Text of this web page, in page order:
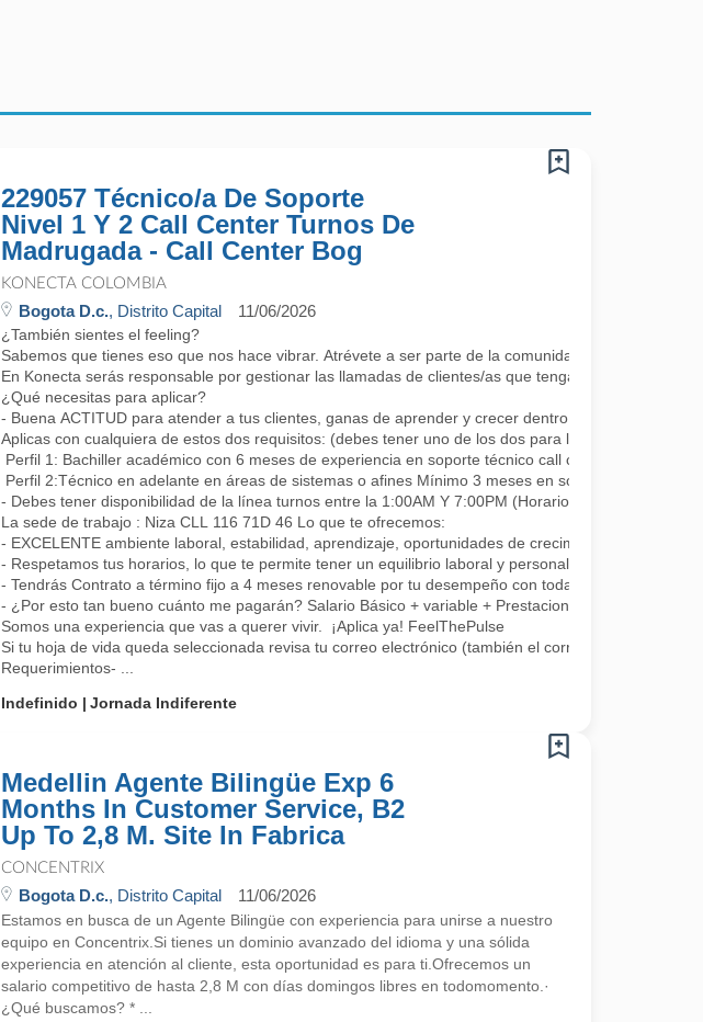
229057 Técnico/a De Soporte
Nivel 1 Y 2 Call Center Turnos De
Madrugada - Call Center Bog
KONECTA COLOMBIA
Bogota D.c., Distrito Capital 11/06/2026
¿También sientes el feeling?
Sabemos que tienes eso que nos hace vibrar. Atrévete a ser parte de la comunidad más cool; lo
En Konecta serás responsable por gestionar las llamadas de clientes/as que tengan algún
¿Qué necesitas para aplicar?
- Buena ACTITUD para atender a tus clientes, ganas de aprender y crecer dentro de la compañía
Aplicas con cualquiera de estos dos requisitos: (debes tener uno de los dos para la continuidad, se
Perfil 1: Bachiller académico con 6 meses de experiencia en soporte técnico call center.
Perfil 2:Técnico en adelante en áreas de sistemas o afines Mínimo 3 meses en soporte o áreas
- Debes tener disponibilidad de la línea turnos entre la 1:00AM Y 7:00PM (Horarios rotativos, 1 día
La sede de trabajo : Niza CLL 116 71D 46 Lo que te ofrecemos:
- EXCELENTE ambiente laboral, estabilidad, aprendizaje, oportunidades de crecimiento, tenemos
- Respetamos tus horarios, lo que te permite tener un equilibrio laboral y personal
- Tendrás Contrato a término fijo a 4 meses renovable por tu desempeño con todas las prestaciones
- ¿Por esto tan bueno cuánto me pagarán? Salario Básico + variable + Prestaciones por ley.
Somos una experiencia que vas a querer vivir. ¡Aplica ya! FeelThePulse
Si tu hoja de vida queda seleccionada revisa tu correo electrónico (también el correo no deseado)
Requerimientos- ...
Indefinido
Jornada Indiferente
Medellin Agente Bilingüe Exp 6
Months In Customer Service, B2
Up To 2,8 M. Site In Fabrica
CONCENTRIX
Bogota D.c., Distrito Capital 11/06/2026
Estamos en busca de un Agente Bilingüe con experiencia para unirse a nuestro
equipo en Concentrix.Si tienes un dominio avanzado del idioma y una sólida
experiencia en atención al cliente, esta oportunidad es para ti.Ofrecemos un
salario competitivo de hasta 2,8 M con días domingos libres en todomomento.·
¿Qué buscamos? * ...